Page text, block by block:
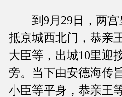
到9月29日，两
抵京城西北门，恭亲
大臣等，出城10里迎
旁。当下由安德海传
小臣等平身，恭亲王